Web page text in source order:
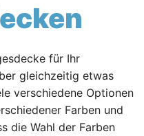
für Ihr
gleichzeitig etwas
verschiedene Optionen
Farben und
die Wahl der Farben